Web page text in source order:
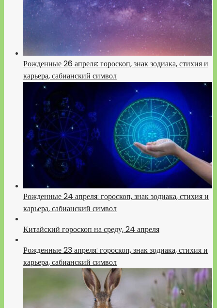
Рожденные 26 апреля: гороскоп, знак зодиака, стихия и
карьера, сабианский символ
Рожденные 24 апреля: гороскоп, знак зодиака, стихия и
карьера, сабианский символ
Китайский гороскоп на среду, 24 апреля
Рожденные 23 апреля: гороскоп, знак зодиака, стихия и
карьера, сабианский символ